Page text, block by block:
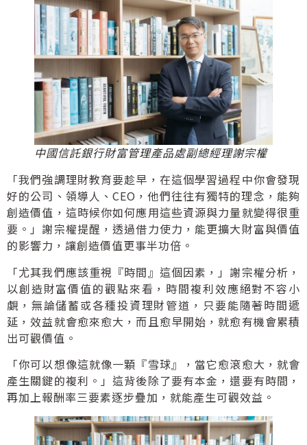
中國信託銀行財富管理產品處副總經理謝宗權
「我們強調理財教育要趁早，在這個學習過程中你會發現
好的公司、領導人、CEO，他們往往有獨特的理念，能夠
創造價值，這時候你如何應用這些資源與力量就變得很重
要。」謝宗權提醒，透過借力使力，能更擴大財富與價值
的影響力，讓創造價值更事半功倍。
「尤其我們應該重視『時間』這個因素，」謝宗權分析，
以創造財富價值的觀點來看，時間複利效應絕對不容小
覷，無論儲蓄或各種投資理財管道，只要能隨著時間遞
延，效益就會愈來愈大，而且愈早開始，就愈有機會累積
出可觀價值。
「你可以想像這就像一顆『雪球』，當它愈滾愈大，就會
產生關鍵的複利。」這背後除了要有本金，還要有時間，
再加上報酬率三要素逐步疊加，就能產生可觀效益。